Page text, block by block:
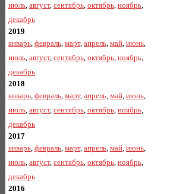
июль, август, сентябрь, октябрь, ноябрь,
декабрь
2019
январь, февраль, март, апрель, май, июнь,
июль, август, сентябрь, октябрь, ноябрь,
декабрь
2018
январь, февраль, март, апрель, май, июнь,
июль, август, сентябрь, октябрь, ноябрь,
декабрь
2017
январь, февраль, март, апрель, май, июнь,
июль, август, сентябрь, октябрь, ноябрь,
декабрь
2016